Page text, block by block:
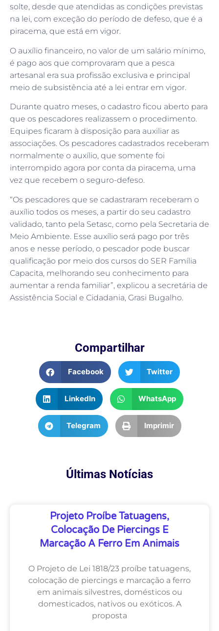
solte, desde que atendidas as condições previstas
na lei, com exceção do período de defeso, que é a
piracema, que está em vigor.
O auxílio financeiro, no valor de um salário mínimo,
é pago aos que comprovaram que a pesca
artesanal era sua profissão exclusiva e principal
meio de subsistência até a lei entrar em vigor.
Durante quatro meses, o cadastro ficou aberto para
que os pescadores realizassem o procedimento.
Equipes ficaram à disposição para auxiliar as
associações. Os pescadores cadastrados receberam
normalmente o auxílio, que somente foi
interrompido agora por conta da piracema, uma
vez que recebem o seguro-defeso.
“Os pescadores que se cadastraram receberam o
auxílio todos os meses, a partir do seu cadastro
validado, tanto pela Setasc, como pela Secretaria de
Meio Ambiente. Esse auxílio será pago por três
anos e nesse período, o pescador pode buscar
qualificação por meio dos cursos do SER Família
Capacita, melhorando seu conhecimento para
aumentar a renda familiar”, explicou a secretária de
Assistência Social e Cidadania, Grasi Bugalho.
Compartilhar
Facebook Twitter
LinkedIn WhatsApp
Telegram Imprimir
Últimas Notícias
Projeto Proíbe Tatuagens,
Colocação De Piercings E
Marcação A Ferro Em Animais
O Projeto de Lei 1818/23 proíbe tatuagens,
colocação de piercings e marcação a ferro
em animais silvestres, domésticos ou
domesticados, nativos ou exóticos. A
proposta